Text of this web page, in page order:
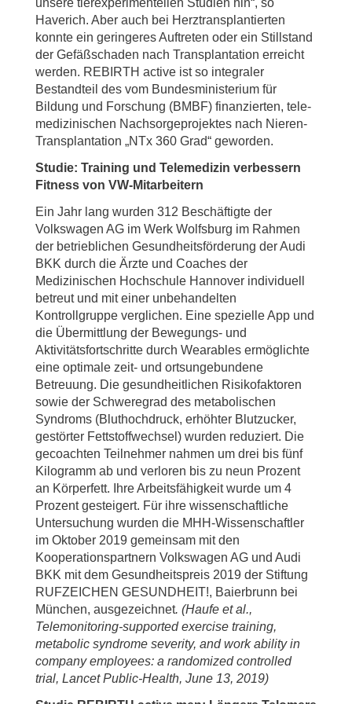
Haverich. Aber auch bei Herztransplantierten
konnte ein geringeres Auftreten oder ein Stillstand
der Gefäßschaden nach Transplantation erreicht
werden. REBIRTH active ist so integraler
Bestandteil des vom Bundesministerium für
Bildung und Forschung (BMBF) finanzierten, tele-
medizinischen Nachsorgeprojektes nach Nieren-
Transplantation „NTx 360 Grad“ geworden.
Studie: Training und Telemedizin verbessern
Fitness von VW-Mitarbeitern
Ein Jahr lang wurden 312 Beschäftigte der
Volkswagen AG im Werk Wolfsburg im Rahmen
der betrieblichen Gesundheitsförderung der Audi
BKK durch die Ärzte und Coaches der
Medizinischen Hochschule Hannover individuell
betreut und mit einer unbehandelten
Kontrollgruppe verglichen. Eine spezielle App und
die Übermittlung der Bewegungs- und
Aktivitätsfortschritte durch Wearables ermöglichte
eine optimale zeit- und ortsungebundene
Betreuung. Die gesundheitlichen Risikofaktoren
sowie der Schweregrad des metabolischen
Syndroms (Bluthochdruck, erhöhter Blutzucker,
gestörter Fettstoffwechsel) wurden reduziert. Die
gecoachten Teilnehmer nahmen um drei bis fünf
Kilogramm ab und verloren bis zu neun Prozent
an Körperfett. Ihre Arbeitsfähigkeit wurde um 4
Prozent gesteigert. Für ihre wissenschaftliche
Untersuchung wurden die MHH-Wissenschaftler
im Oktober 2019 gemeinsam mit den
Kooperationspartnern Volkswagen AG und Audi
BKK mit dem Gesundheitspreis 2019 der Stiftung
RUFZEICHEN GESUNDHEIT!, Baierbrunn bei
München, ausgezeichnet. (Haufe et al.,
Telemonitoring-supported exercise training,
metabolic syndrome severity, and work ability in
company employees: a randomized controlled
trial, Lancet Public-Health, June 13, 2019)